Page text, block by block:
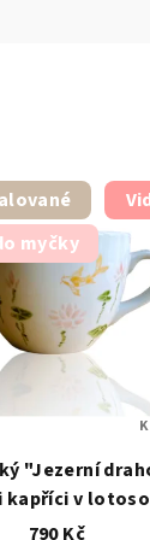
myčky
"Jezerní
kapříci v
jezírku" 480 ml
790 Kč